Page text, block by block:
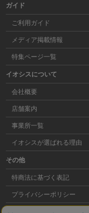
ガイド
ご利用ガイド
メディア掲載情報
特集ページ一覧
イオシスについて
会社概要
店舗案内
事業所一覧
イオシスが選ばれる理由
その他
特商法に基づく表記
プライバシーポリシー